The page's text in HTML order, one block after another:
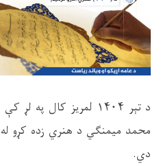
د تېر ۱۴۰۴ لمریز کال
دي.